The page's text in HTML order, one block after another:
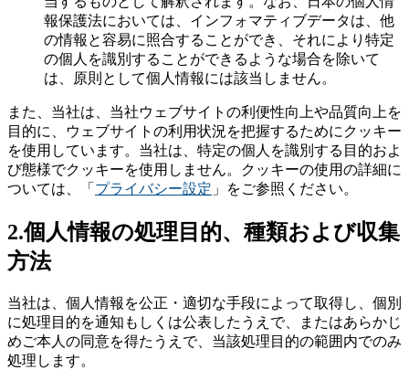
報保護法においては、インフォマティブデータは、他
の情報と容易に照合することができ、それにより特定
の個人を識別することができるような場合を除いて
は、原則として個人情報には該当しません。
また、当社は、当社ウェブサイトの利便性向上や品質向上を
目的に、ウェブサイトの利用状況を把握するためにクッキー
を使用しています。当社は、特定の個人を識別する目的およ
び態様でクッキーを使用しません。クッキーの使用の詳細に
ついては、「 プライバシー設定 」をご参照ください。
2.個人情報の処理目的、種類および収集
方法
当社は、個人情報を公正・適切な手段によって取得し、個別
に処理目的を通知もしくは公表したうえで、またはあらかじ
めご本人の同意を得たうえで、当該処理目的の範囲内でのみ
処理します。